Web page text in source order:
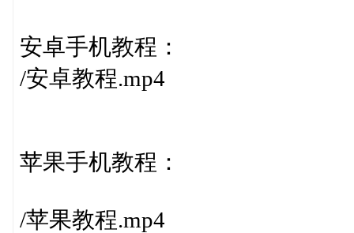
安卓手机教程：
/安卓教程.mp4
苹果手机教程：
/苹果教程.mp4